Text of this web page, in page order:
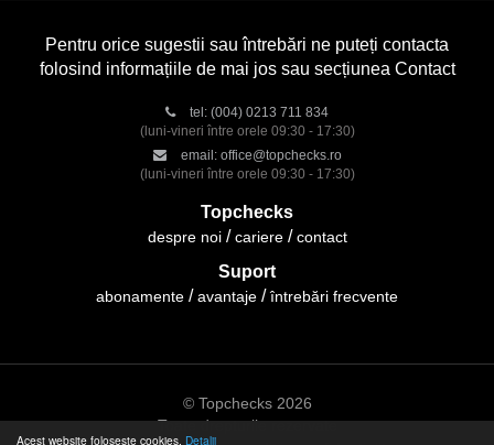
Acest website folosește cookies. Detalii
Pentru orice sugestii sau întrebări ne puteți contacta
folosind informațiile de mai jos sau secțiunea Contact
tel: (004) 0213 711 834
(luni-vineri între orele 09:30 - 17:30)
email: office@topchecks.ro
(luni-vineri între orele 09:30 - 17:30)
Topchecks
despre noi cariere contact
Suport
abonamente avantaje întrebări frecvente
© Topchecks 2026
Toate drepturile rezervate